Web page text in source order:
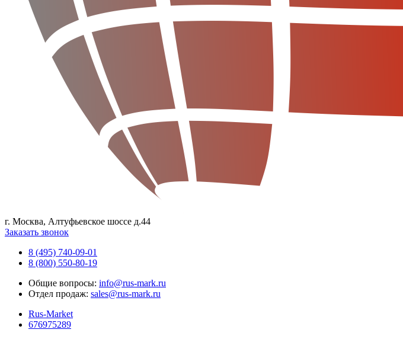
г. Москва, Алтуфьевское шоссе д.44
Заказать звонок
8 (495) 740-09-01
8 (800) 550-80-19
Общие вопросы: info@rus-mark.ru
Отдел продаж: sales@rus-mark.ru
Rus-Market
676975289